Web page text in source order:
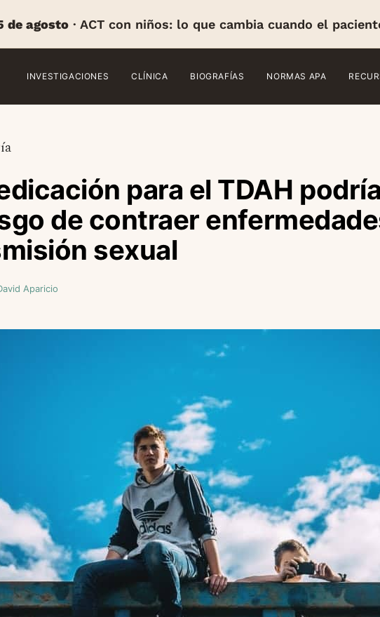
de agosto · ACT con niños: lo que cambia cuando el
INVESTIGACIONES CLÍNICA BIOGRAFÍAS NORMAS APA
para el TDAH
de contraer
sexual
Aparicio